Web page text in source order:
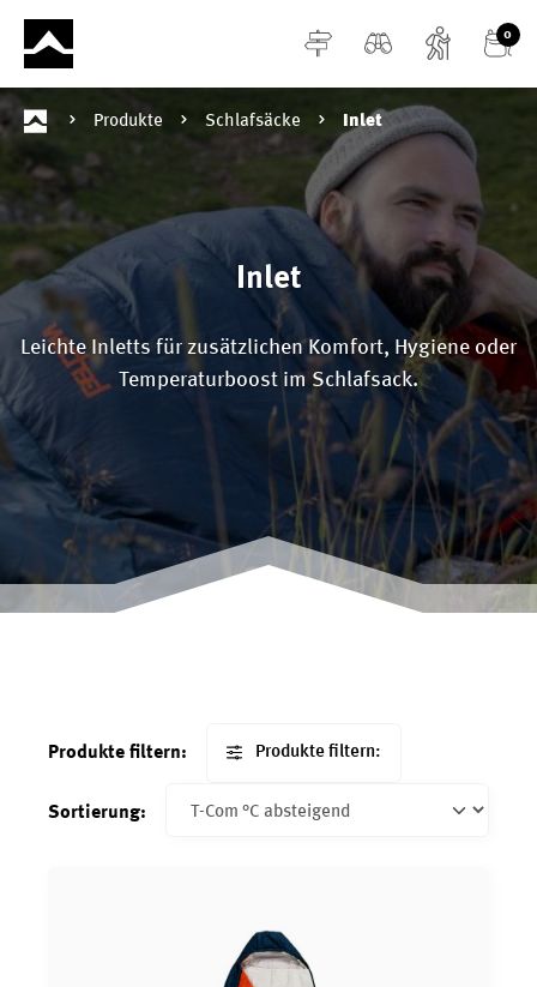
springen 0
Produkte Schlafsäcke Inlet
Inlet
Leichte Inletts für zusätzlichen Komfort, Hygiene oder
Temperaturboost im Schlafsack.
Produkte filtern: Produkte filtern:
Sortierung: